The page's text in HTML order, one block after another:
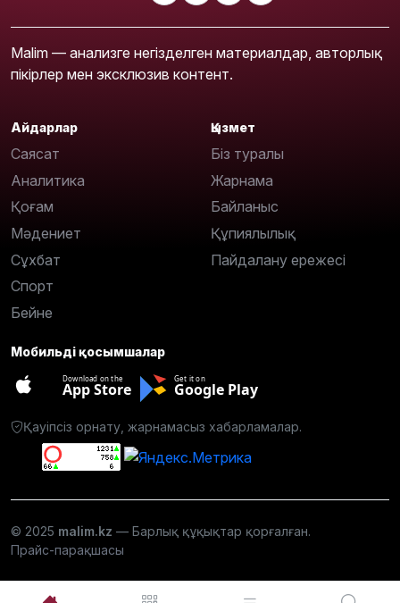
Malim — анализге негізделген материалдар, авторлық
пікірлер мен эксклюзив контент.
Айдарлар
Саясат
Аналитика
Қоғам
Мәдениет
Сұхбат
Спорт
Бейне
Қызмет
Біз туралы
Жарнама
Байланыс
Құпиялылық
Пайдалану ережесі
Мобильді қосымшалар
Download on the
App Store
Get it on
Google Play
Қауіпсіз орнату, жарнамасыз хабарламалар.
© 2025 malim.kz — Барлық құқықтар қорғалған.
Прайс-парақшасы